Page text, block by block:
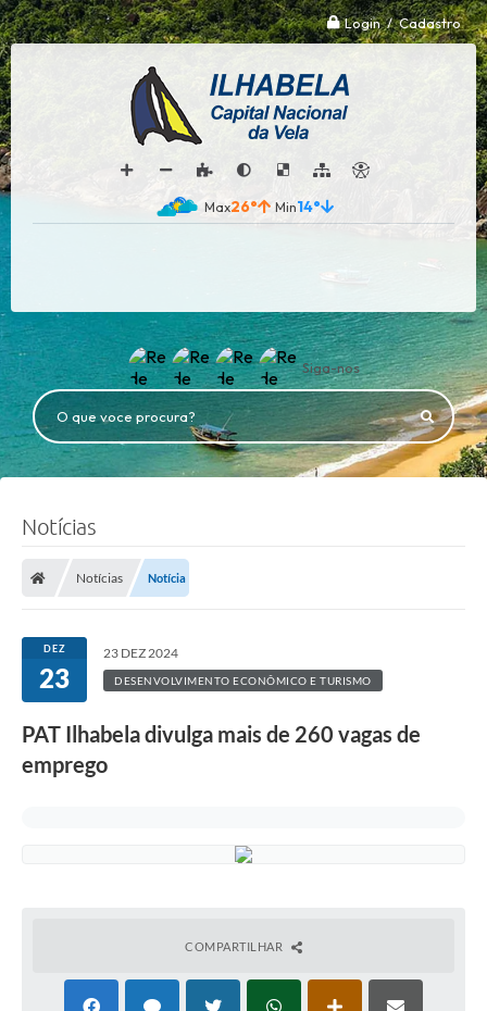
Login / Cadastro
26° 14°
Siga-nos
O que voce procura?
Notícias
Notícias Notícia
DEZ
23
23 DEZ 2024
DESENVOLVIMENTO ECONÔMICO E TURISMO
PAT Ilhabela divulga mais de 260 vagas de
emprego
COMPARTILHAR